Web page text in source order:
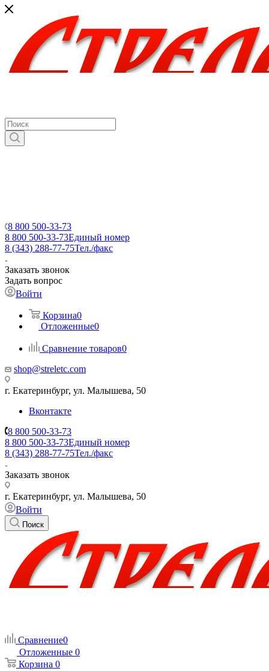
8 800 500-33-73
8 800 500-33-73Единый номер
8 (343) 288-77-75Тел./факс
Заказать звонок
Задать вопрос
Войти
Корзина0
Отложенные0
Сравнение товаров0
shop@streletc.com
г. Екатеринбург, ул. Малышева, 50
Вконтакте
8 800 500-33-73
8 800 500-33-73Единый номер
8 (343) 288-77-75Тел./факс
Заказать звонок
г. Екатеринбург, ул. Малышева, 50
Войти
Поиск
Сравнение0
Отложенные 0
Корзина 0